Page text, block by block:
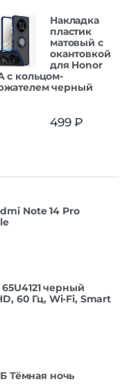
Накладка
пластик
матовый с
окантовкой
для Honor
с кольцом-
черный
499₽
Note 14 Pro
черный
60 Гц, Wi-Fi, Smart
Тёмная ночь